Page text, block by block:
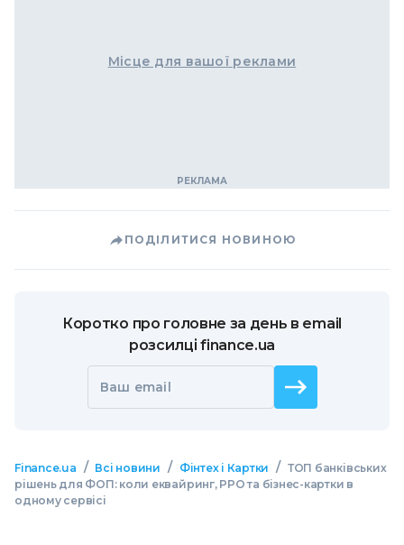
Місце для вашої реклами
ПОДІЛИТИСЯ НОВИНОЮ
Коротко про головне за день в email
розсилці finance.ua
Ваш email
Finance.ua / Всі новини / Фінтех і Картки / ТОП банківських
рішень для ФОП: коли еквайринг, РРО та бізнес-картки в
одному сервісі